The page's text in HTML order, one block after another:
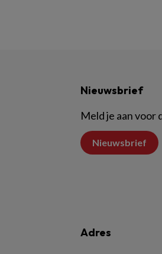
Nieuwsbrief
Meld je aan voor
Nieuwsbrief
Adres